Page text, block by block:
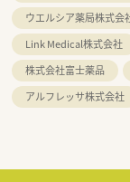
ウエルシア薬局株式会
Link Medical株式会社
株式会社富士薬品
アルフレッサ株式会社